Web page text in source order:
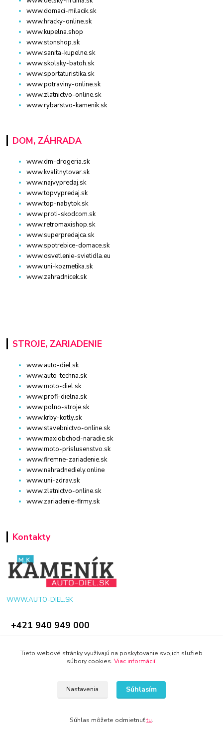
www.domaci-milacik.sk
www.hracky-online.sk
www.kupelna.shop
www.stonshop.sk
www.sanita-kupelne.sk
www.skolsky-batoh.sk
www.sportaturistika.sk
www.potraviny-online.sk
www.zlatnictvo-online.sk
www.rybarstvo-kamenik.sk
DOM, ZÁHRADA
www.dm-drogeria.sk
www.kvalitnytovar.sk
www.najvypredaj.sk
www.topvypredaj.sk
www.top-nabytok.sk
www.proti-skodcom.sk
www.retromaxishop.sk
www.superpredajca.sk
www.spotrebice-domace.sk
www.osvetlenie-svietidla.eu
www.uni-kozmetika.sk
www.zahradnicek.sk
STROJE, ZARIADENIE
www.auto-diel.sk
www.auto-techna.sk
www.moto-diel.sk
www.profi-dielna.sk
www.polno-stroje.sk
www.krby-kotly.sk
www.stavebnictvo-online.sk
www.maxiobchod-naradie.sk
www.moto-prislusenstvo.sk
www.firemne-zariadenie.sk
www.nahradnediely.online
www.uni-zdrav.sk
www.zlatnictvo-online.sk
www.zariadenie-firmy.sk
Kontakty
WWW.AUTO-DIEL.SK
+421 940 949 000
© 2024 Všetky práva vyhradené KAMENIK.SK
Tieto webové stránky využívajú na poskytovanie svojich služieb
súbory cookies. Viac informácií.
Nastavenia Súhlasím
Súhlas môžete odmietnuťtu.